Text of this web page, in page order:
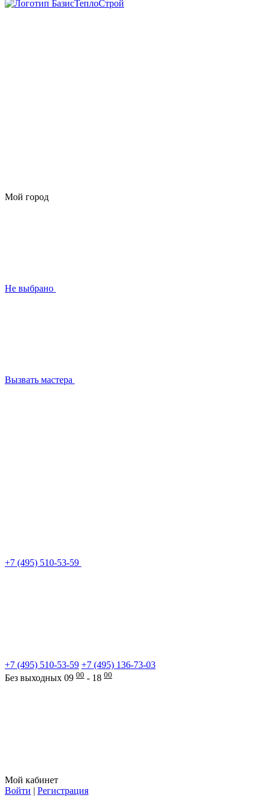
Мой город
Не выбрано
Вызвать мастера
+7 (495) 510-53-59
+7 (495) 510-53-59 +7 (495) 136-73-03
Без выходных 09 00 - 18 00
Мой кабинет
Войти | Регистрация